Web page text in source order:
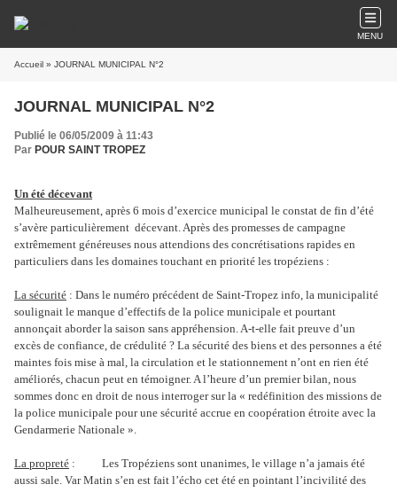
MENU
Accueil » JOURNAL MUNICIPAL N°2
JOURNAL MUNICIPAL N°2
Publié le 06/05/2009 à 11:43
Par POUR SAINT TROPEZ
Un été décevant
Malheureusement, après 6 mois d’exercice municipal le constat de fin d’été
s’avère particulièrement décevant. Après des promesses de campagne
extrêmement généreuses nous attendions des concrétisations rapides en
particuliers dans les domaines touchant en priorité les tropéziens :
La sécurité : Dans le numéro précédent de Saint-Tropez info, la municipalité
soulignait le manque d’effectifs de la police municipale et pourtant
annonçait aborder la saison sans appréhension. A-t-elle fait preuve d’un
excès de confiance, de crédulité ? La sécurité des biens et des personnes a été
maintes fois mise à mal, la circulation et le stationnement n’ont en rien été
améliorés, chacun peut en témoigner. A l’heure d’un premier bilan, nous
sommes donc en droit de nous interroger sur la « redéfinition des missions de
la police municipale pour une sécurité accrue en coopération étroite avec la
Gendarmerie Nationale ».
La propreté : Les Tropéziens sont unanimes, le village n’a jamais été
aussi sale. Var Matin s’en est fait l’écho cet été en pointant l’incivilité des